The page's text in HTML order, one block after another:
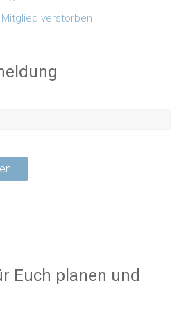
verstorben
Euch planen und